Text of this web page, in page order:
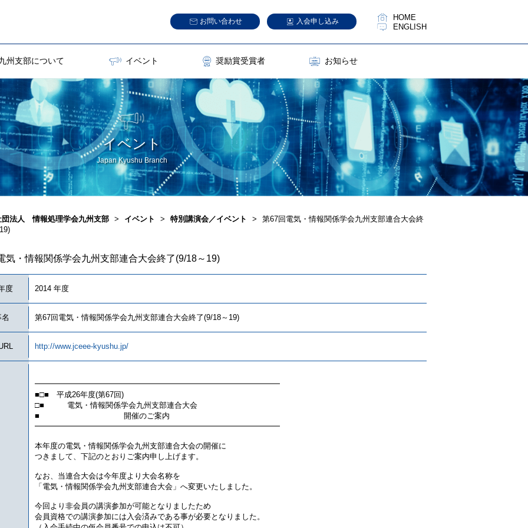
お問い合わせ 入会申し込み
HOME
ENGLISH
州支部について イベント 奨励賞受賞者 お知らせ
イベント
Japan Kyushu Branch
団法人 情報処理学会九州支部 > イベント > 特別講演会／イベント >
第67回電気・情報関係学会九州支部連合大会終
気・情報関係学会九州支部連合大会終了(9/18～19)
度 2014 年度
第67回電気・情報関係学会九州支部連合大会終了(9/18～19)
http://www.jceee-kyushu.jp/
━━━━━━━━━━━━━━━━━━━━━━━━━━━━━━━━
■□■ 平成26年度(第67回)
□■ 電気・情報関係学会九州支部連合大会
■ 開催のご案内
━━━━━━━━━━━━━━━━━━━━━━━━━━━━━━━━
本年度の電気・情報関係学会九州支部連合大会の開催に
つきまして、下記のとおりご案内申し上げます。
なお、当連合大会は今年度より大会名称を
「電気・情報関係学会九州支部連合大会」へ変更いたしました。
今回より非会員の講演参加が可能となりましたため
会員資格での講演参加には入会済みである事が必要となりました。